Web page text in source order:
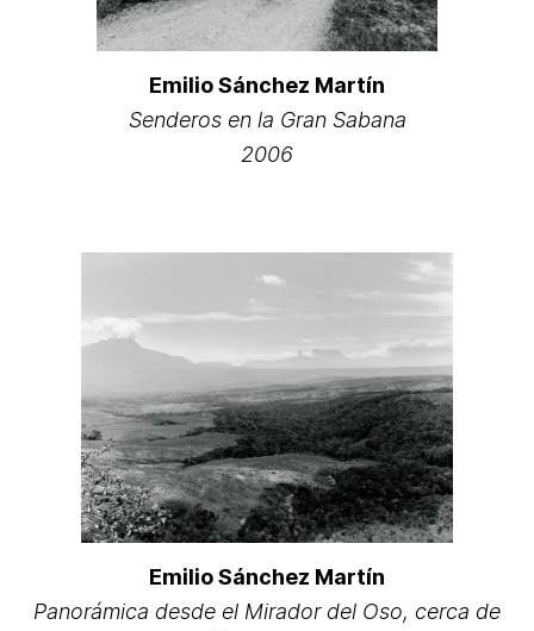
Emilio Sánchez Martín
Senderos en la Gran Sabana
2006
Emilio Sánchez Martín
Panorámica desde el Mirador del Oso, cerca de